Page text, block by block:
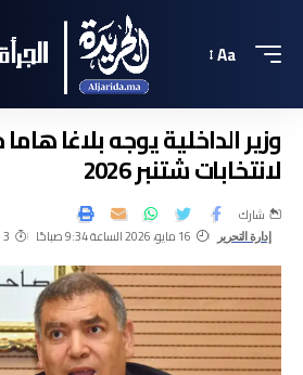
Aa
وزير الداخلية يوجه بلاغا
لانتخابات شتنبر 2026
إدارة التحرير 16 مايو، 2026 الساعة 9:34 صباحًا 3 Min Read
شارك